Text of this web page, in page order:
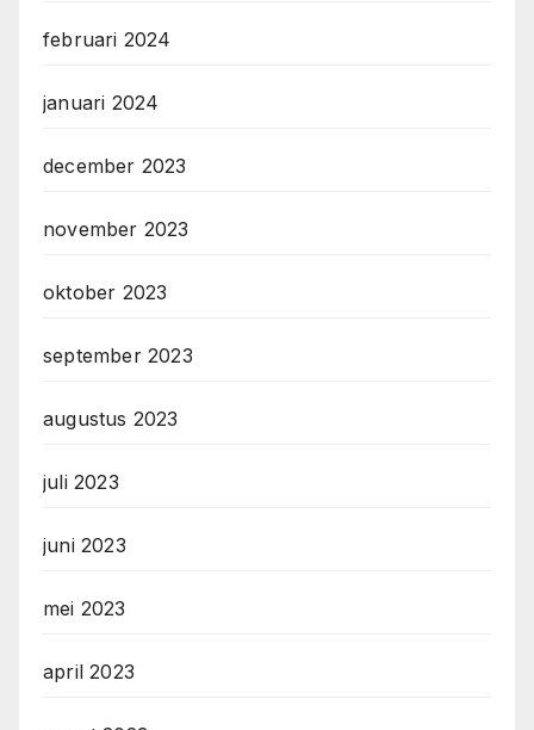
februari 2024
januari 2024
december 2023
november 2023
oktober 2023
september 2023
augustus 2023
juli 2023
juni 2023
mei 2023
april 2023